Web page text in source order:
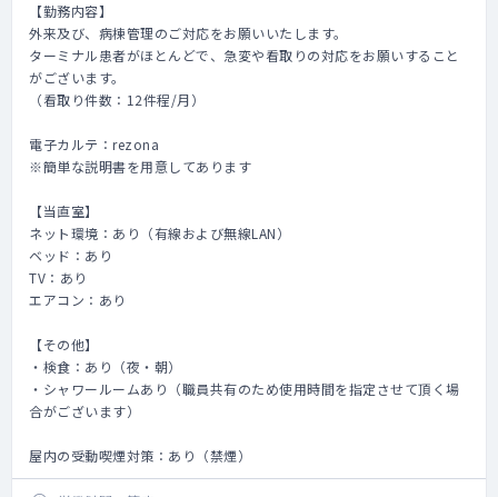
【勤務内容】
外来及び、病棟管理のご対応をお願いいたします。
ターミナル患者がほとんどで、急変や看取りの対応をお願いすること
がございます。
（看取り件数：12件程/月）
電子カルテ：rezona
※簡単な説明書を用意してあります
【当直室】
ネット環境：あり（有線および無線LAN）
ベッド：あり
TV：あり
エアコン：あり
【その他】
・検食：あり（夜・朝）
・シャワールームあり（職員共有のため使用時間を指定させて頂く場
合がございます）
屋内の受動喫煙対策：あり（禁煙）